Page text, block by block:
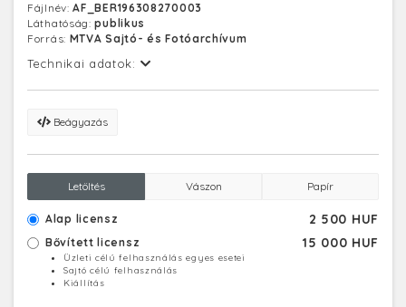
Fájlnév:AF_BER196308270003
Láthatóság:publikus
Forrás: MTVA Sajtó- és Fotóarchívum
Technikai adatok:
Beágyazás
Letöltés Vászon Papír
Alap licensz 2 500 HUF
Bővített licensz 15 000 HUF
Üzleti célú felhasználás egyes esetei
Sajtó célú felhasználás
Kiállítás